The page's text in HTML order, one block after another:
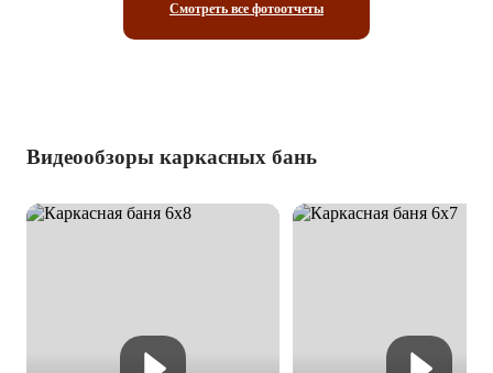
Смотреть все фотоотчеты
Видеообзоры каркасных бань